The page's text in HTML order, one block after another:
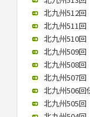
北九州512
北九州511
北九州510
北九州509
北九州508
北九州507
北九州506回
北九州505